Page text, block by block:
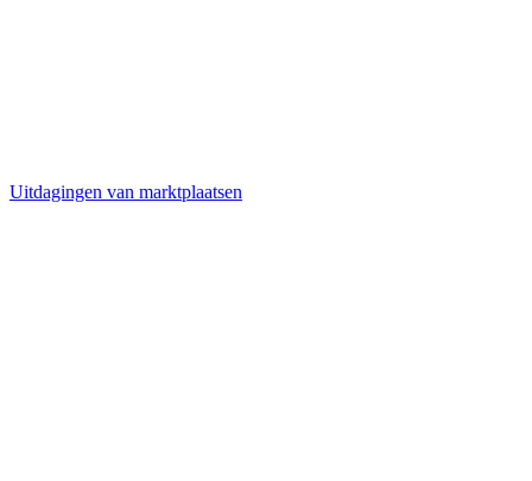
Uitdagingen van marktplaatsen